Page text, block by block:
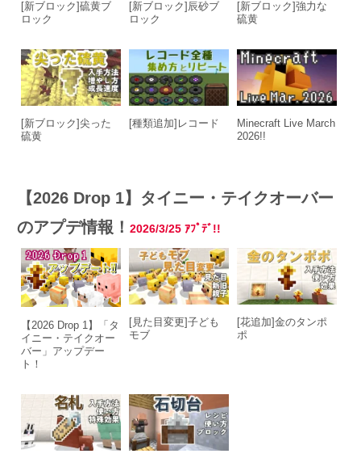
[新ブロック]硫黄ブ
ロック
[新ブロック]辰砂ブ
ロック
[新ブロック]強力な
硫黄
[新ブロック]尖った
硫黄
[種類追加]レコード
Minecraft Live March
2026!!
【2026 Drop 1】タイニー・テイクオーバー
のアプデ情報！ 2026/3/25 ｱﾌﾟﾃﾞ!!
【2026 Drop 1】「タ
イニー・テイクオー
バー」アップデー
ト！
[見た目変更]子ども
モブ
[花追加]金のタンポ
ポ